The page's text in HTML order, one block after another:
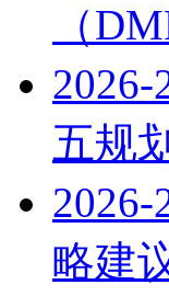
（
五规
略建